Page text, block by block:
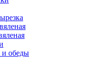
и обеды